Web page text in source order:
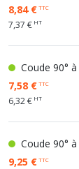
8,84 €TTC
7,37 € HT
Coude 90°
7,58 €TTC
6,32 € HT
Coude 90°
9,25 €TTC